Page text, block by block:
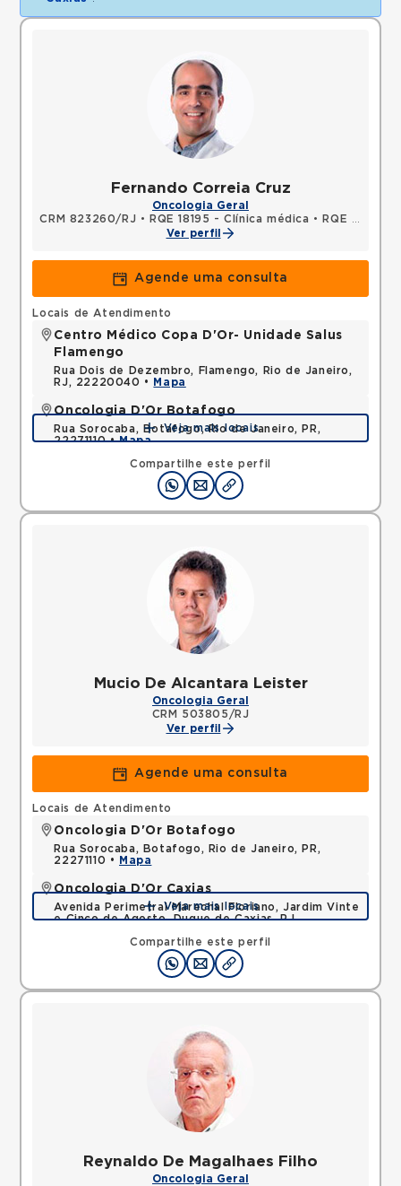
Fernando Correia Cruz
Oncologia Geral
CRM 823260/RJ • RQE 18195 - Clínica médica •
RQE 20554 - Oncologia clínica
Ver perfil
Agende uma consulta
Compartilhe este perfil
Locais de Atendimento
Centro Médico Copa D'Or- Unidade Salus
Flamengo
Rua Dois de Dezembro, Flamengo, Rio de Janeiro,
RJ, 22220040 •
Mapa
Oncologia D'Or Botafogo
Rua Sorocaba, Botafogo, Rio de Janeiro, PR,
22271110 •Mapa
Veja mais locais
Mucio De Alcantara Leister
Oncologia Geral
CRM 503805/RJ
Ver perfil
Agende uma consulta
Compartilhe este perfil
Locais de Atendimento
Oncologia D'Or Botafogo
Rua Sorocaba, Botafogo, Rio de Janeiro, PR,
22271110 •
Mapa
Oncologia D'Or Caxias
Avenida Perimetral Marechal Floriano, Jardim Vinte
e Cinco de Agosto, Duque de Caxias, RJ,
Veja mais locais
Reynaldo De Magalhaes Filho
Oncologia Geral